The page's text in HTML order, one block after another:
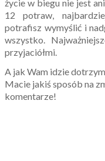
życie w biegu nie jest
12 potraw,
potrafisz wymyślić i
wszystko.
przyjaciółmi.
A jak Wam idzie
Macie jakiś sposób na
komentarze!